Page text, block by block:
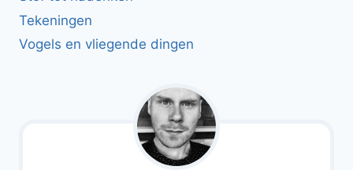
Tekeningen
Vogels en vliegende dingen